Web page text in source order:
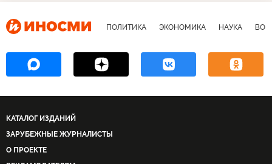
кинoфecтивaля Tpaйбeкa (Tribeca Film Festival)
ПОЛИТИКА ЭКОНОМИКА НАУКА
КАТАЛОГ ИЗДАНИЙ
ЗАРУБЕЖНЫЕ ЖУРНАЛИСТЫ
О ПРОЕКТЕ